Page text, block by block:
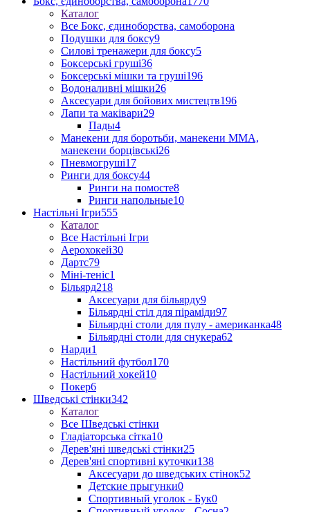
Каталог
Все Бокс, єдиноборства, самоборона
Подушки для боксу9
Силові тренажери для боксу5
Боксерські груші36
Боксерські мішки та груші196
Водоналивні мішки26
Аксесуари для бойових мистецтв196
Лапи та маківари29
Пады4
Манекени для боротьби, манекени ММА,
манекени борцівські26
Пневмогруші17
Ринги для боксу44
Ринги на помосте8
Ринги напольные10
Настільні Ігри555
Каталог
Все Настільні Ігри
Аерохокей30
Дартс79
Міні-теніс1
Більярд218
Аксесуари для більярду9
Більярдні стіл для піраміди97
Більярдні столи для пулу - американка48
Більярдні столи для снукера62
Нарди1
Настільний футбол170
Настільний хокей10
Покер6
Шведські стінки342
Каталог
Все Шведські стінки
Гладіаторська сітка10
Дерев'яні шведські стінки25
Дерев'яні спортивні куточки138
Аксесуари до шведських стінок52
Детские прыгунки0
Спортивный уголок - Бук0